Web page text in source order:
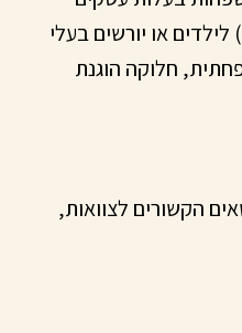
או יורשים בעלי
חלוקה הוגנת
הקשורים לצוואות,